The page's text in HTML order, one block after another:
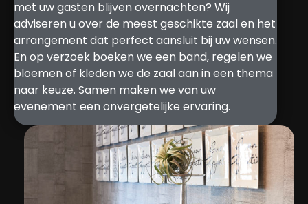
met uw gasten blijven overnachten? Wij
adviseren u over de meest geschikte zaal en het
arrangement dat perfect aansluit bij uw wensen.
En op verzoek boeken we een band, regelen we
bloemen of kleden we de zaal aan in een thema
naar keuze. Samen maken we van uw
evenement een onvergetelijke ervaring.